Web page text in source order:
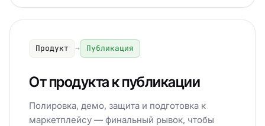
Продукт → Публикация
От продукта к публикации
Полировка, демо, защита и подготовка к
маркетплейсу — финальный рывок, чтобы